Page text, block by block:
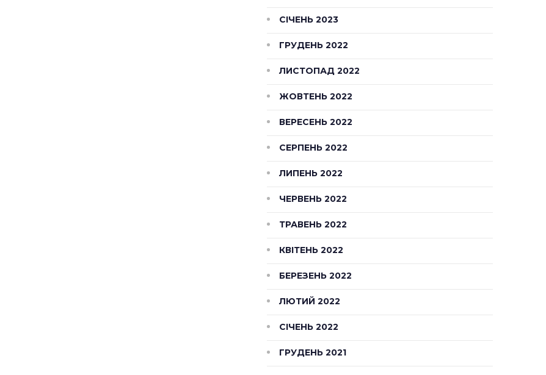
СІЧЕНЬ 2023
ГРУДЕНЬ 2022
ЛИСТОПАД 2022
ЖОВТЕНЬ 2022
ВЕРЕСЕНЬ 2022
СЕРПЕНЬ 2022
ЛИПЕНЬ 2022
ЧЕРВЕНЬ 2022
ТРАВЕНЬ 2022
КВІТЕНЬ 2022
БЕРЕЗЕНЬ 2022
ЛЮТИЙ 2022
СІЧЕНЬ 2022
ГРУДЕНЬ 2021